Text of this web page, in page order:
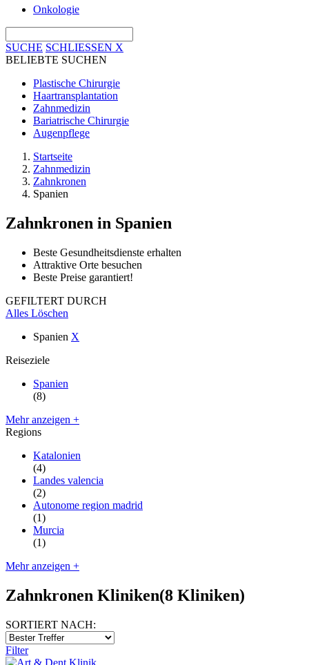
Onkologie
SUCHE SCHLIESSEN X
BELIEBTE SUCHEN
Plastische Chirurgie
Haartransplantation
Zahnmedizin
Bariatrische Chirurgie
Augenpflege
Startseite
Zahnmedizin
Zahnkronen
Spanien
Zahnkronen in Spanien
Beste Gesundheitsdienste erhalten
Attraktive Orte besuchen
Beste Preise garantiert!
GEFILTERT DURCH
Alles Löschen
Spanien X
Reiseziele
Spanien
(8)
Mehr anzeigen +
Regions
Katalonien
(4)
Landes valencia
(2)
Autonome region madrid
(1)
Murcia
(1)
Mehr anzeigen +
Zahnkronen Kliniken(8 Kliniken)
SORTIERT NACH:
Filter